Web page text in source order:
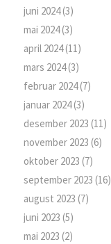
juni 2024(3)
mai 2024(3)
april 2024(11)
mars 2024(3)
februar 2024(7)
januar 2024(3)
desember 2023 (11)
november 2023 (6)
oktober 2023 (7)
september 2023 (16)
august 2023 (7)
juni 2023 (5)
mai 2023 (2)